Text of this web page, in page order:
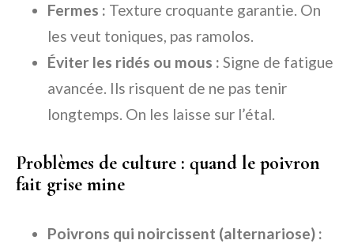
Fermes : Texture croquante garantie. On
les veut toniques, pas ramolos.
Éviter les ridés ou mous : Signe de fatigue
avancée. Ils risquent de ne pas tenir
longtemps. On les laisse sur l’étal.
Problèmes de culture : quand le poivron
fait grise mine
Poivrons qui noircissent (alternariose) :